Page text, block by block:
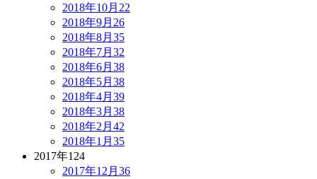
2018年10月 22
2018年9月 26
2018年8月 35
2018年7月 32
2018年6月 38
2018年5月 38
2018年4月 39
2018年3月 38
2018年2月 42
2018年1月 35
2017年124
2017年12月 36